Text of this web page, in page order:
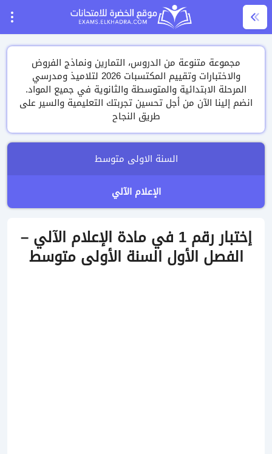
مجموعة متنوعة من الدروس، التمارين ونماذج الفروض
والاختبارات وتقييم المكتسبات 2026 لتلاميذ ومدرسي
المرحلة الابتدائية والمتوسطة والثانوية في جميع المواد.
انضم إلينا الآن من أجل تحسين تجربتك التعليمية والسير على
طريق النجاح
السنة الاولى متوسط
الإعلام الآلي
إختبار رقم 1 في مادة الإعلام الآلي –
الفصل الأول السنة الأولى متوسط